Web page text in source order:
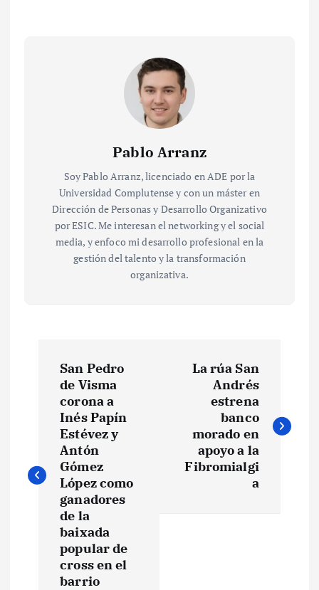
Pablo Arranz
Soy Pablo Arranz, licenciado en ADE por la
Universidad Complutense y con un máster en
Dirección de Personas y Desarrollo Organizativo
por ESIC. Me interesan el networking y el social
media, y enfoco mi desarrollo profesional en la
gestión del talento y la transformación
organizativa.
e
g
San Pedro
de Visma
corona a
Inés Papín
Estévez y
Antón
Gómez
López como
ganadores
de la
baixada
popular de
cross en el
barrio
La rúa San
Andrés
estrena
banco
morado en
apoyo a la
Fibromialgi
a